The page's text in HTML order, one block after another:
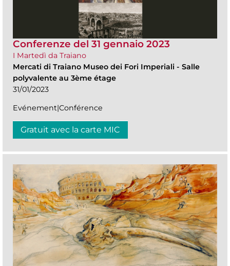
Conferenze del 31 gennaio 2023
I Martedì da Traiano
Mercati di Traiano Museo dei Fori Imperiali - Salle
polyvalente au 3ème étage
31/01/2023
Evénement|Conférence
Gratuit avec la carte MIC